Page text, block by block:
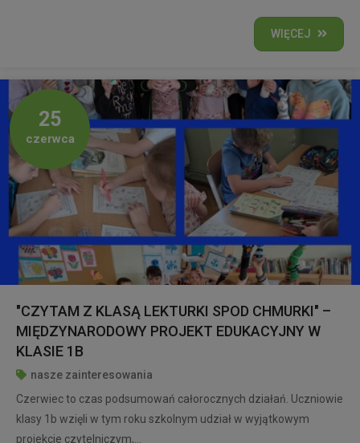
WIĘCEJ
25
czerwca
"CZYTAM Z KLASĄ LEKTURKI SPOD CHMURKI" –
MIĘDZYNARODOWY PROJEKT EDUKACYJNY W
KLASIE 1B
nasze zainteresowania
Czerwiec to czas podsumowań całorocznych działań. Uczniowie
klasy 1b wzięli w tym roku szkolnym udział w wyjątkowym
projekcie czytelniczym,...